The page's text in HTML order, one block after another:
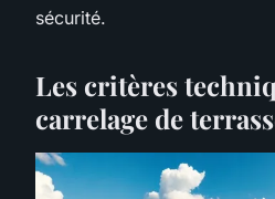
sécurité.
Les critères
carrelage de